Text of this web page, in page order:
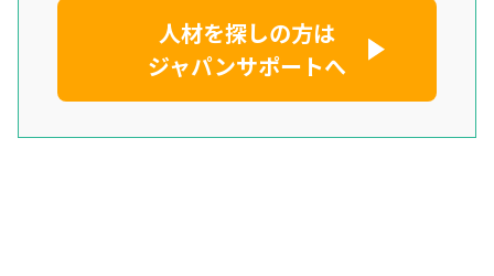
人材を探しの方は
ジャパンサポートへ